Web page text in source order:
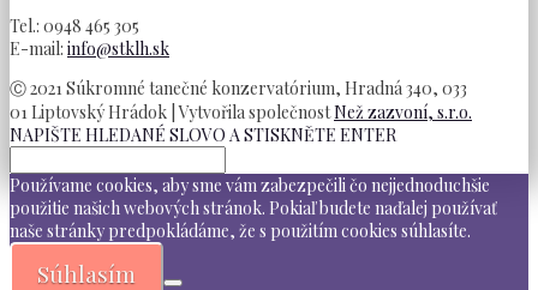
Tel.: 0948 465 305
E-mail: info@stklh.sk
Ⓒ 2021 Súkromné tanečné konzervatórium, Hradná 340, 033
01 Liptovský Hrádok | Vytvořila společnostNež zazvoní, s.r.o.
NAPIŠTE HLEDANÉ SLOVO A STISKNĚTE ENTER
Používame cookies, aby sme vám zabezpečili čo nejjednoduchšie
použitie našich webových stránok. Pokiaľ budete naďalej používať
naše stránky predpokládáme, že s použitím cookies súhlasíte.
Súhlasím